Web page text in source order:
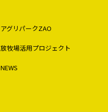
アグリパークZAO
放牧場活用プロジェクト
NEWS